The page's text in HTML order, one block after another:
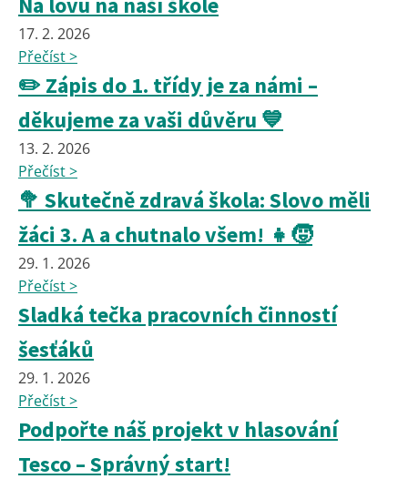
17. 2. 2026
Přečíst >
✏️ Zápis do 1. třídy je za námi –
děkujeme za vaši důvěru 💙
13. 2. 2026
Přečíst >
🥦 Skutečně zdravá škola: Slovo měli
žáci 3. A a chutnalo všem! 👧🧒
29. 1. 2026
Přečíst >
Sladká tečka pracovních činností
šesťáků
29. 1. 2026
Přečíst >
Podpořte náš projekt v hlasování
Tesco – Správný start!